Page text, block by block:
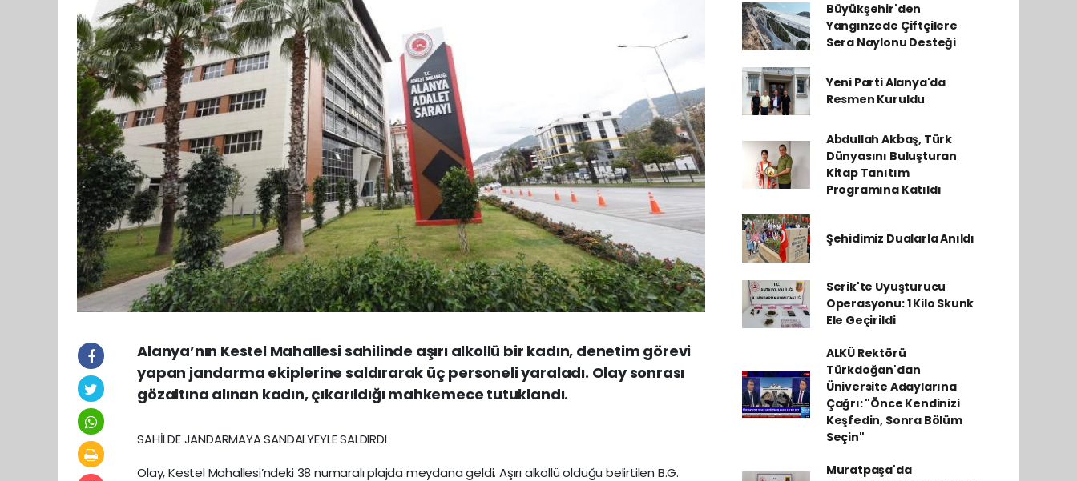
Alanya’nın Kestel Mahallesi sahilinde aşırı alkollü bir kadın, denetim görevi
yapan jandarma ekiplerine saldırarak üç personeli yaraladı. Olay sonrası
gözaltına alınan kadın, çıkarıldığı mahkemece tutuklandı.
SAHİLDE JANDARMAYA SANDALYEYLE SALDIRDI
Olay, Kestel Mahallesi’ndeki 38 numaralı plajda meydana geldi. Aşırı alkollü olduğu belirtilen B.G.
Büyükşehir'den
Yangınzede Çiftçilere
Sera Naylonu Desteği
Yeni Parti Alanya'da
Resmen Kuruldu
Abdullah Akbaş, Türk
Dünyasını Buluşturan
Kitap Tanıtım
Programına Katıldı
Şehidimiz Dualarla Anıldı
Serik'te Uyuşturucu
Operasyonu: 1 Kilo Skunk
Ele Geçirildi
ALKÜ Rektörü
Türkdoğan'dan
Üniversite Adaylarına
Çağrı: "Önce Kendinizi
Keşfedin, Sonra Bölüm
Seçin"
Muratpaşa'da